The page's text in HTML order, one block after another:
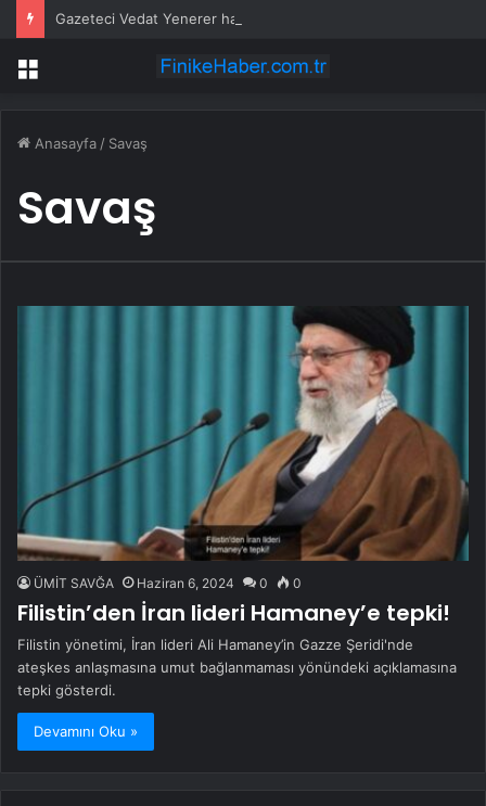
Gazeteci Vedat Yenerer hayatını kaybetti
Menü
Anasayfa / Savaş
Savaş
ÜMİT SAVĞA Haziran 6, 2024 0 0
Filistin’den İran lideri Hamaney’e tepki!
Filistin yönetimi, İran lideri Ali Hamaney’in Gazze Şeridi'nde
ateşkes anlaşmasına umut bağlanmaması yönündeki açıklamasına
tepki gösterdi.
Devamını Oku »